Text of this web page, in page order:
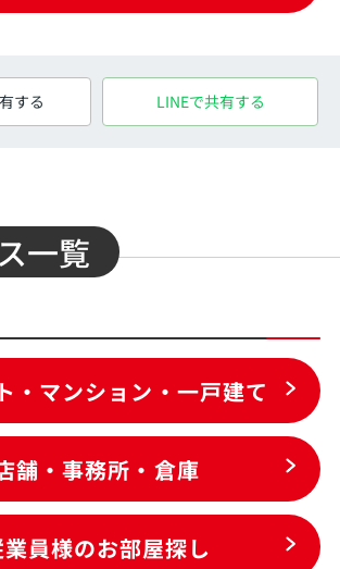
する LINEで共有する
一覧
・マンション・一戸建て
舗・事務所・倉庫
員様のお部屋探し